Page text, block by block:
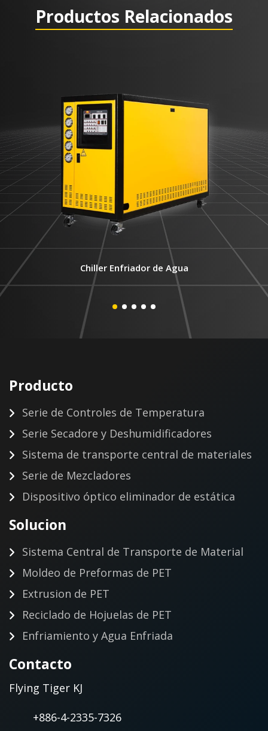
Productos Relacionados
Chiller Enfriador de Agua
Producto
Serie de Controles de Temperatura
Serie Secadore y Deshumidificadores
Sistema de transporte central de materiales
Serie de Mezcladores
Dispositivo óptico eliminador de estática
Solucion
Sistema Central de Transporte de Material
Moldeo de Preformas de PET
Extrusion de PET
Reciclado de Hojuelas de PET
Enfriamiento y Agua Enfriada
Contacto
Flying Tiger KJ
+886-4-2335-7326